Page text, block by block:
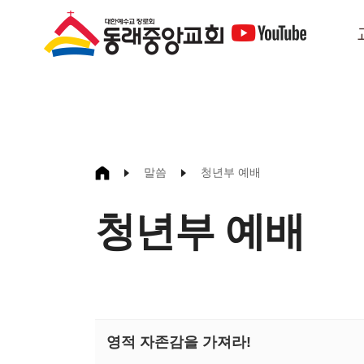
말씀 청년부 예배
청년부 예배
영적 자존감을 가져라!